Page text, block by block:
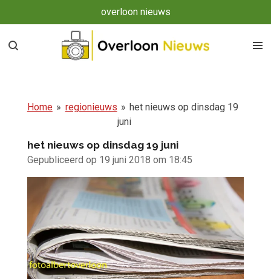
direct
naar
overloon nieuws
Home » regionieuws » het nieuws op dinsdag 19
juni
het nieuws op dinsdag 19 juni
Gepubliceerd op 19 juni 2018 om 18:45